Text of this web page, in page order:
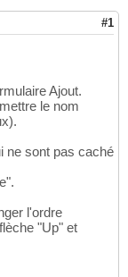
#1
Ajout.
le nom
ne sont pas caché
l'ordre
"Up" et